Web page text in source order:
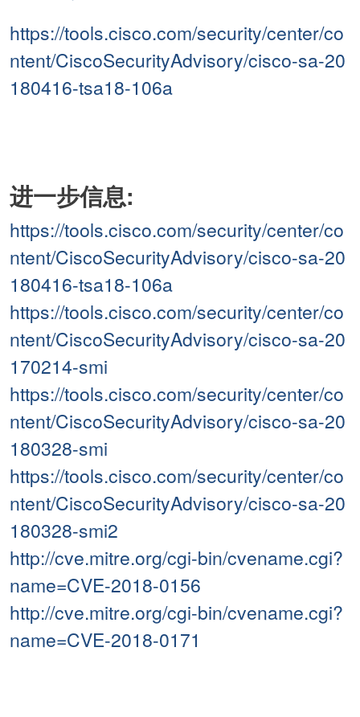
https://tools.cisco.com/security/center/co
ntent/CiscoSecurityAdvisory/cisco-sa-20
180416-tsa18-106a
进一步信息:
https://tools.cisco.com/security/center/co
ntent/CiscoSecurityAdvisory/cisco-sa-20
180416-tsa18-106a
https://tools.cisco.com/security/center/co
ntent/CiscoSecurityAdvisory/cisco-sa-20
170214-smi
https://tools.cisco.com/security/center/co
ntent/CiscoSecurityAdvisory/cisco-sa-20
180328-smi
https://tools.cisco.com/security/center/co
ntent/CiscoSecurityAdvisory/cisco-sa-20
180328-smi2
http://cve.mitre.org/cgi-bin/cvename.cgi?
name=CVE-2018-0156
http://cve.mitre.org/cgi-bin/cvename.cgi?
name=CVE-2018-0171